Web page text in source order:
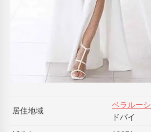
居住地域
ベラルーシ
ドバイ